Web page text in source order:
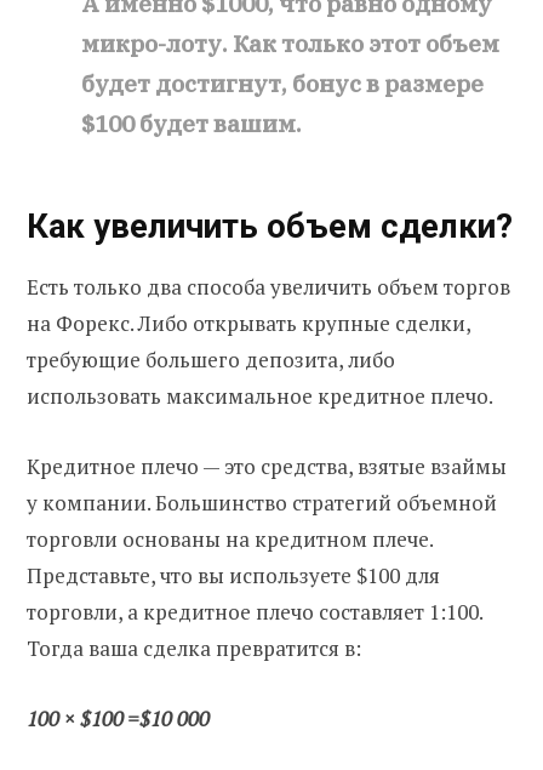
микро-лоту. Как только этот объем
будет достигнут, бонус в размере
$100 будет вашим.
Как увеличить объем сделки?
Есть только два способа увеличить объем торгов
на Форекс. Либо открывать крупные сделки,
требующие большего депозита, либо
использовать максимальное кредитное плечо.
Кредитное плечо — это средства, взятые взаймы
у компании. Большинство стратегий объемной
торговли основаны на кредитном плече.
Представьте, что вы используете $100 для
торговли, а кредитное плечо составляет 1:100.
Тогда ваша сделка превратится в:
100 × $100 =$10 000